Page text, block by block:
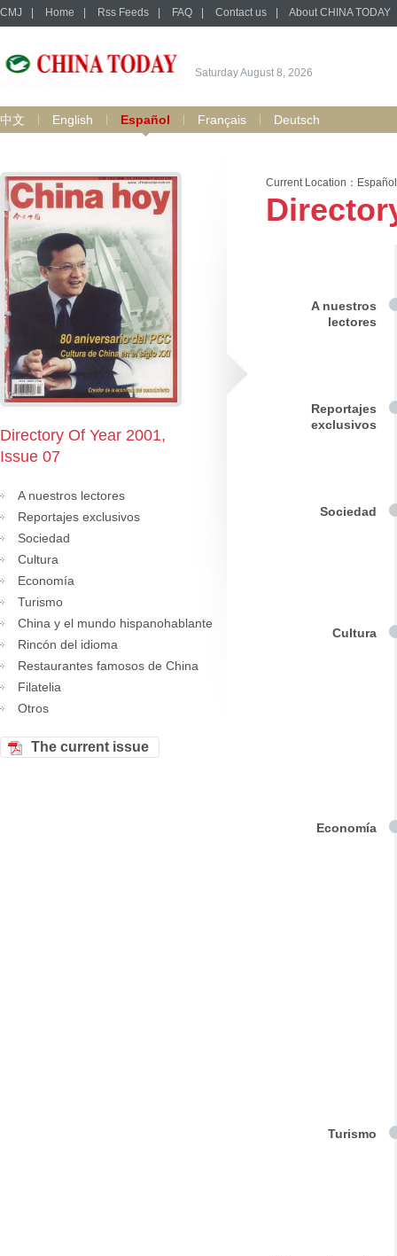
CMJ Home Rss Feeds FAQ Contact us About CHINA TODAY
Saturday August 8, 2026
中文 English Español Français Deutsch
Directory Of Year 2001,
Issue 07
A nuestros lectores
Reportajes exclusivos
Sociedad
Cultura
Economía
Turismo
China y el mundo hispanohablante
Rincón del idioma
Restaurantes famosos de China
Filatelia
Otros
The current issue
Current Location： Español
A nuestros
lectores
Reportajes
exclusivos
Sociedad
Cultura
Economía
Turismo